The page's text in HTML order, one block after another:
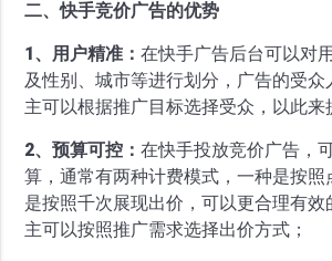
二、快手竞价广告的优势
1、用户精准：在快手广告后台可以对
及性别、城市等进行划分，广告的受
主可以根据推广目标选择受众，以此来
2、预算可控：在快手投放竞价广告，
算，通常有两种计费模式，一种是按照
是按照千次展现出价，可以更合理有
主可以按照推广需求选择出价方式；